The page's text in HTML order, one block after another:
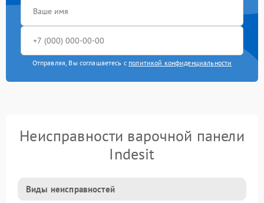
Отправляя, Вы соглашаетесь с политикой конфиденциальности
Неисправности варочной панели
Indesit
Виды неисправностей